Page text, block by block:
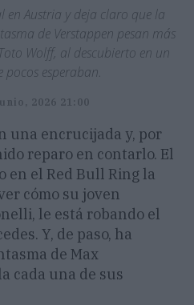
en Austria y deja claro que la
de Verstappen pesan más
Wolff, al descubierto en un
esperaban.
2026 21:00
una encrucijada y, por
reparo en contarlo. El
en el Red Bull Ring la
cómo su joven
le está robando el
Y, de paso, ha
de Max
cada una de sus